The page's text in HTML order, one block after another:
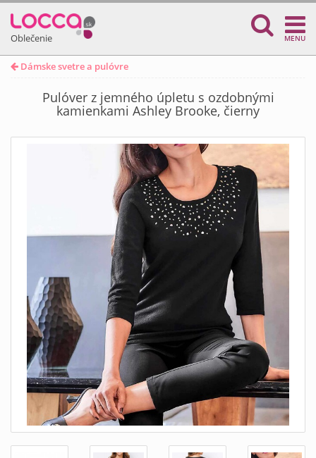
Oblečenie MENU
Dámske svetre a pulóvre
Pulóver z jemného úpletu s ozdobnými
kamienkami Ashley Brooke, čierny